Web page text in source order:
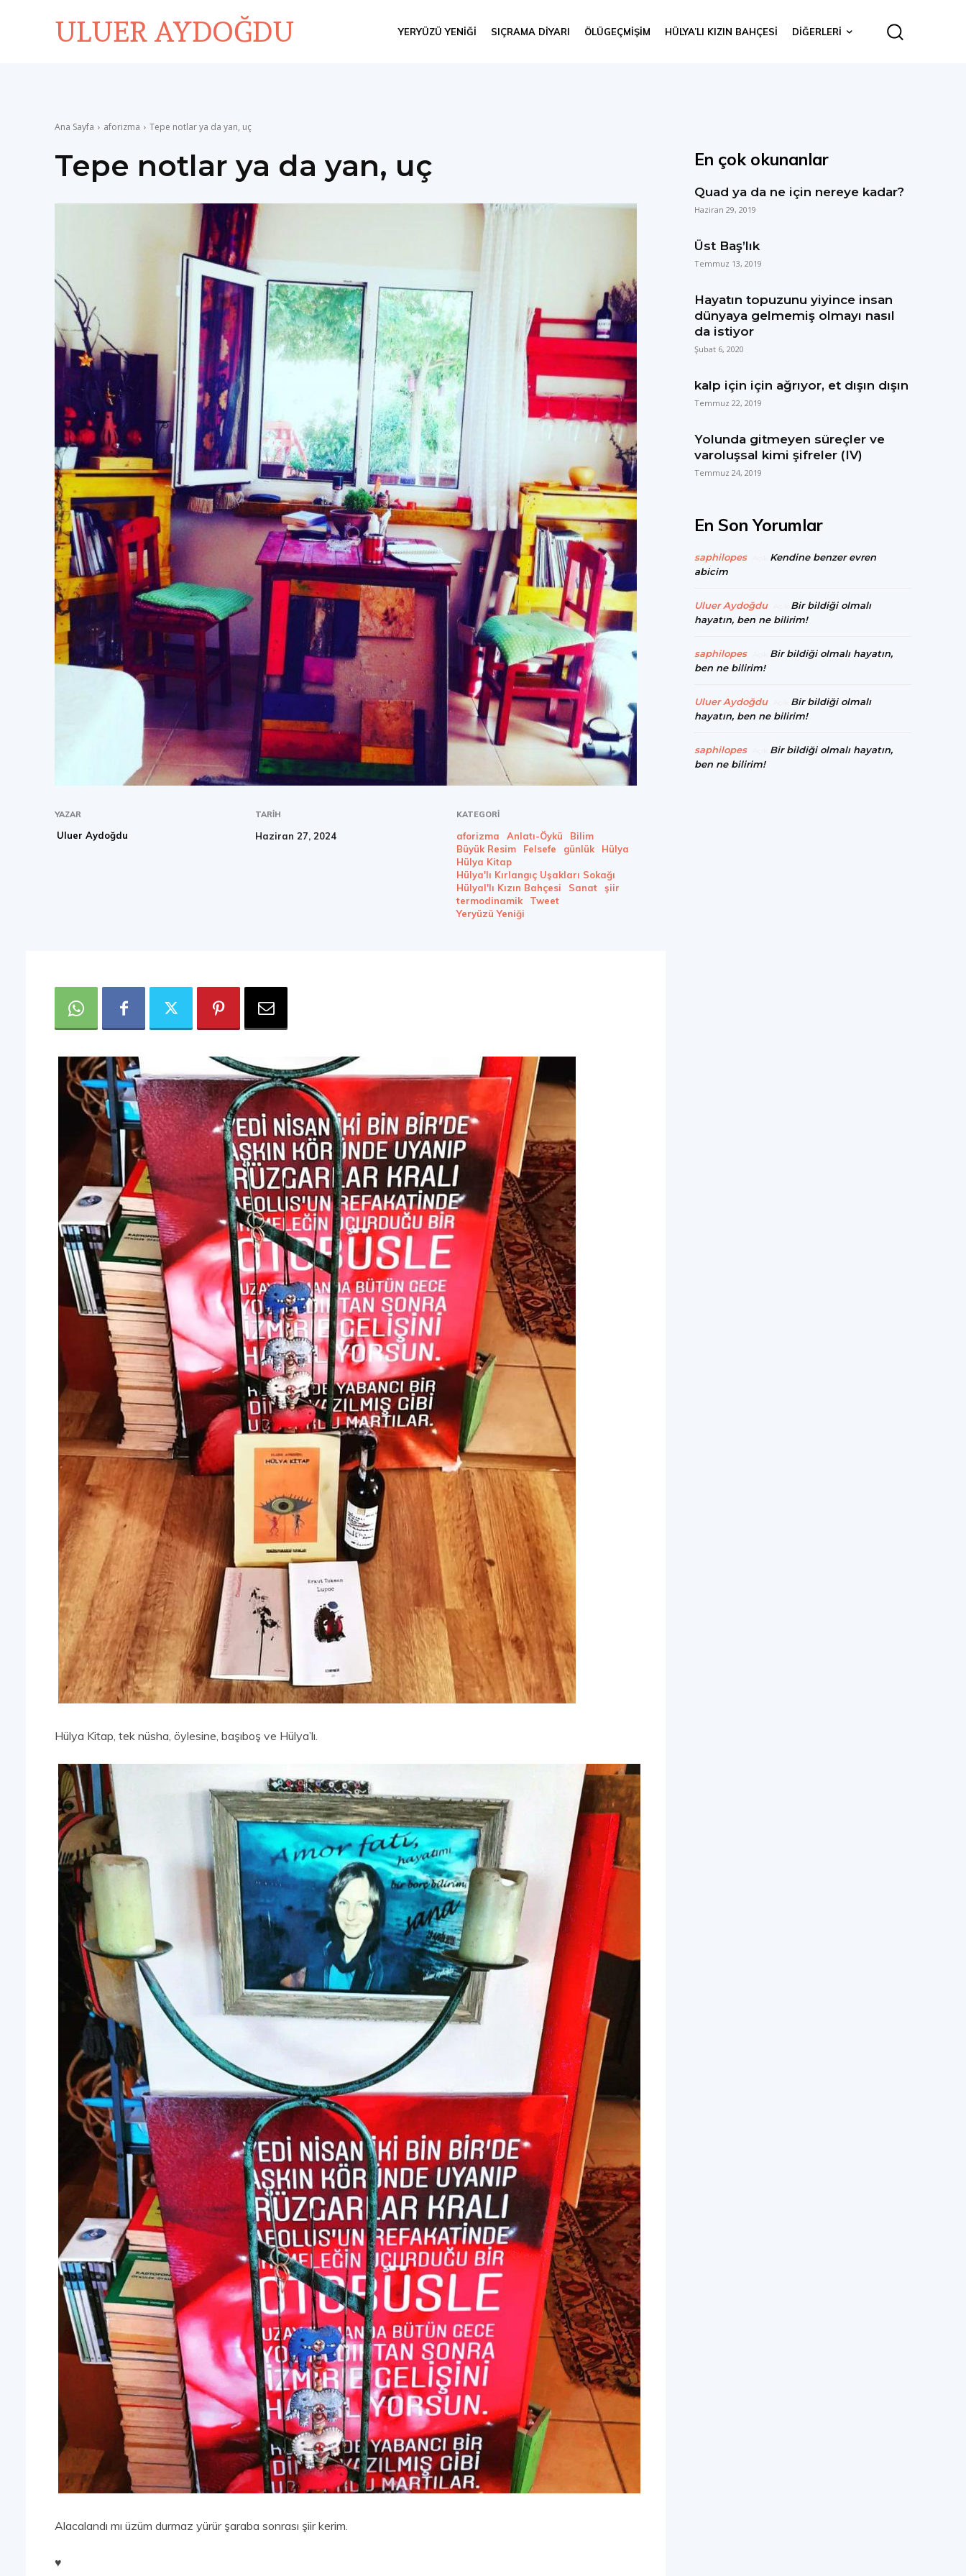
ULUER AYDOĞDU YERYÜZÜ YENIĞI SIÇRAMA DIYARI ÖLÜGEÇMIŞIM HÜLYA’LI KIZIN BAHÇESI DIĞERLERI
Ana Sayfa aforizma Tepe notlar ya da yan, uç
Tepe notlar ya da yan, uç
YAZAR
Uluer Aydoğdu
TARIH
Haziran 27, 2024
KATEGORI
aforizma Anlatı-Öykü
Bilim
Büyük Resim
Felsefe günlük
Hülya
Hülya Kitap
Hülya'lı Kırlangıç Uşakları Sokağı
Hülyal'lı Kızın Bahçesi
Sanat
şiir
termodinamik
Tweet
Yeryüzü Yeniği
Hülya Kitap, tek nüsha, öylesine, başıboş ve Hülya’lı.
Alacalandı mı üzüm durmaz yürür şaraba sonrası şiir kerim.
♥︎
En çok okunanlar
Quad ya da ne için nereye kadar?
Haziran 29, 2019
Üst Baş’lık
Temmuz 13, 2019
Hayatın topuzunu yiyince insan
dünyaya gelmemiş olmayı nasıl
da istiyor
Şubat 6, 2020
kalp için için ağrıyor, et dışın dışın
Temmuz 22, 2019
Yolunda gitmeyen süreçler ve
varoluşsal kimi şifreler (IV)
Temmuz 24, 2019
En Son Yorumlar
saphilopes
Kendine benzer evren
abicim
Uluer Aydoğdu
Bir bildiği olmalı
hayatın, ben ne bilirim!
saphilopes
Bir bildiği olmalı hayatın,
ben ne bilirim!
Uluer Aydoğdu
Bir bildiği olmalı
hayatın, ben ne bilirim!
saphilopes
Bir bildiği olmalı hayatın,
ben ne bilirim!